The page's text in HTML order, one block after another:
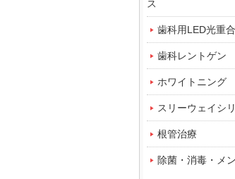
ス
歯科用LED光重
歯科レントゲン
ホワイトニング
スリーウェイシ
根管治療
除菌・消毒・メ